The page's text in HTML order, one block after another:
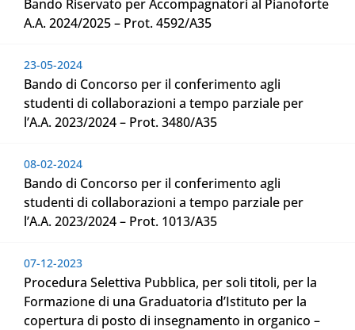
Bando Riservato per Accompagnatori al Pianoforte
A.A. 2024/2025 – Prot. 4592/A35
23-05-2024
Bando di Concorso per il conferimento agli
studenti di collaborazioni a tempo parziale per
l’A.A. 2023/2024 – Prot. 3480/A35
08-02-2024
Bando di Concorso per il conferimento agli
studenti di collaborazioni a tempo parziale per
l’A.A. 2023/2024 – Prot. 1013/A35
07-12-2023
Procedura Selettiva Pubblica, per soli titoli, per la
Formazione di una Graduatoria d’Istituto per la
copertura di posto di insegnamento in organico –